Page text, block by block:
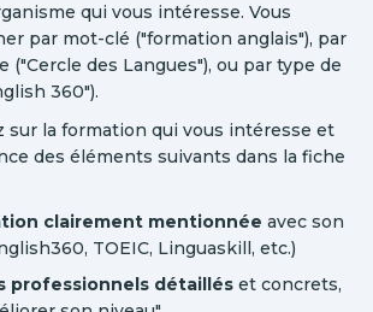
qui vous intéresse. Vous
par mot-clé ("formation anglais"), par
("Cercle des Langues"), ou par type de
360").
sur la formation qui vous intéresse et
des éléments suivants dans la fiche
clairement mentionnée avec son
TOEIC, Linguaskill, etc.)
professionnels détaillés et concrets,